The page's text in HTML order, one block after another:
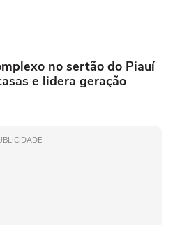
no sertão do Piauí
e lidera geração